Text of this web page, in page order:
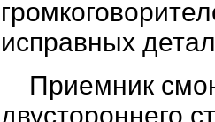
исправных
Приемник
двустороннего